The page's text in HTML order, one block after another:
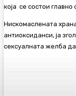
која се состои главно
Нискомаслената
антиоксиданси, ја
сексуалната желба